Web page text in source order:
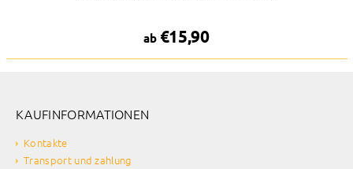
ab€15,90
KAUFINFORMATIONEN
Kontakte
Transport und zahlung